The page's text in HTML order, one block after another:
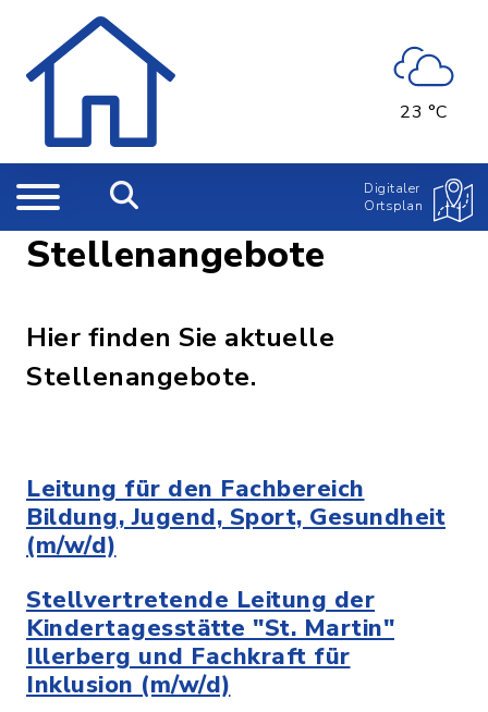
23 °C
Digitaler
Ortsplan
Stellenangebote
Hier finden Sie aktuelle
Stellenangebote.
Leitung für den Fachbereich
Bildung, Jugend, Sport, Gesundheit
(m/w/d)
Stellvertretende Leitung der
Kindertagesstätte "St. Martin"
Illerberg und Fachkraft für
Inklusion (m/w/d)